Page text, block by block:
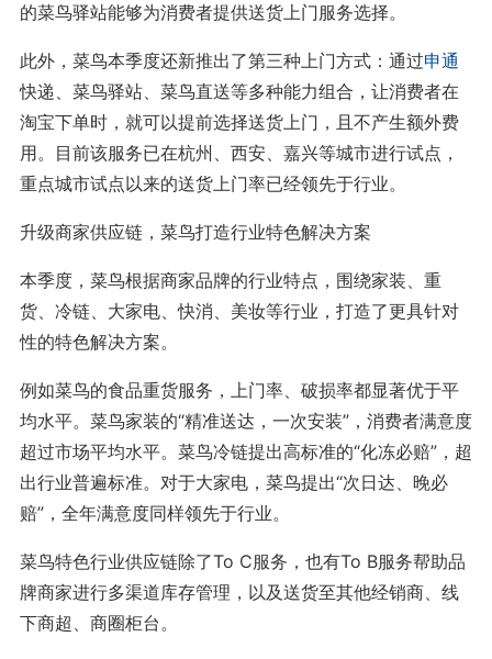
的菜鸟驿站能够为消费者提供送货上门服务选择。
此外，菜鸟本季度还新推出了第三种上门方式：通过申通
快递、菜鸟驿站、菜鸟直送等多种能力组合，让消费者在
淘宝下单时，就可以提前选择送货上门，且不产生额外费
用。目前该服务已在杭州、西安、嘉兴等城市进行试点，
重点城市试点以来的送货上门率已经领先于行业。
升级商家供应链，菜鸟打造行业特色解决方案
本季度，菜鸟根据商家品牌的行业特点，围绕家装、重
货、冷链、大家电、快消、美妆等行业，打造了更具针对
性的特色解决方案。
例如菜鸟的食品重货服务，上门率、破损率都显著优于平
均水平。菜鸟家装的“精准送达，一次安装”，消费者满意度
超过市场平均水平。菜鸟冷链提出高标准的“化冻必赔”，超
出行业普遍标准。对于大家电，菜鸟提出“次日达、晚必
赔”，全年满意度同样领先于行业。
菜鸟特色行业供应链除了To C服务，也有To B服务帮助品
牌商家进行多渠道库存管理，以及送货至其他经销商、线
下商超、商圈柜台。